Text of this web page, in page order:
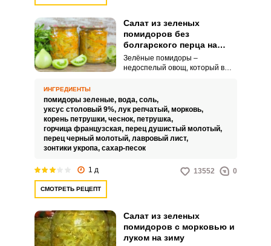
Салат из зеленых
помидоров без
болгарского перца на
зиму
Зелёные помидоры –
недоспелый овощ, который в
какой же бесподобный салат
получается из таких томатов на
зиму.
ИНГРЕДИЕНТЫ
помидоры зеленые, вода, соль,
уксус столовый 9%, лук репчатый, морковь,
корень петрушки, чеснок, петрушка,
горчица французская, перец душистый молотый,
перец черный молотый, лавровый лист,
зонтики укропа, сахар-песок
1 д 13552 0
СМОТРЕТЬ РЕЦЕПТ
Салат из зеленых
помидоров с морковью и
луком на зиму